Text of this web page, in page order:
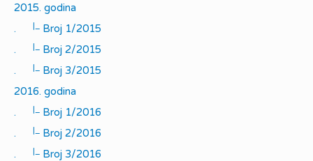
2015. godina
.
|_
Broj 1/2015
.
|_
Broj 2/2015
.
|_
Broj 3/2015
2016. godina
.
|_
Broj 1/2016
.
|_
Broj 2/2016
.
|_
Broj 3/2016